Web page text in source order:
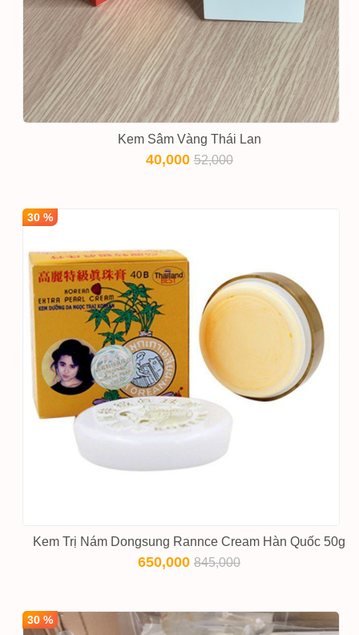
Kem Sâm Vàng Thái Lan
40,00052,000
30 %
Kem Trị Nám Dongsung Rannce Cream Hàn Quốc 50g
650,000845,000
30 %